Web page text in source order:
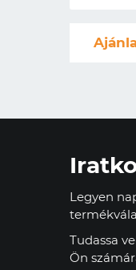
Legyen
Tudassa
Ön